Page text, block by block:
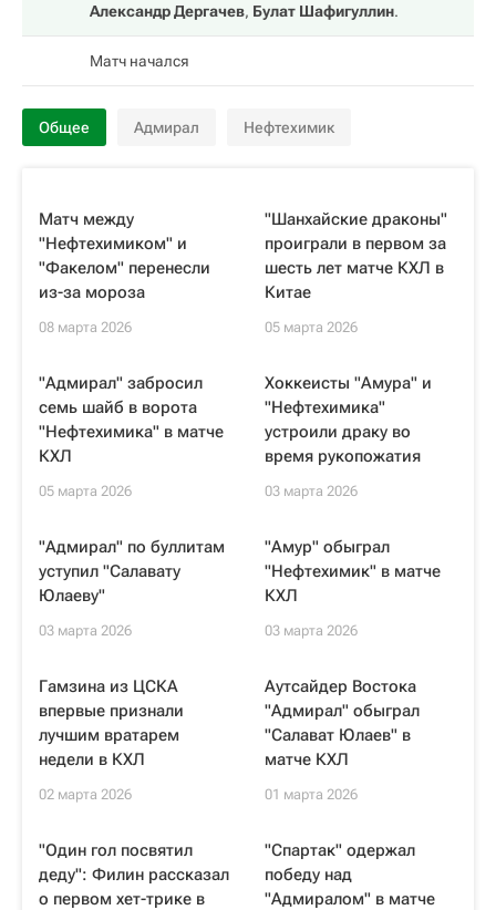
Александр Дергачев, Булат Шафигуллин.
Матч начался
Общее Адмирал Нефтехимик
Матч между
"Нефтехимиком" и
"Факелом" перенесли
из-за мороза
08 марта 2026
"Шанхайские драконы"
проиграли в первом за
шесть лет матче КХЛ в
Китае
05 марта 2026
"Адмирал" забросил
семь шайб в ворота
"Нефтехимика" в матче
КХЛ
05 марта 2026
Хоккеисты "Амура" и
"Нефтехимика"
устроили драку во
время рукопожатия
03 марта 2026
"Адмирал" по буллитам
уступил "Салавату
Юлаеву"
03 марта 2026
"Амур" обыграл
"Нефтехимик" в матче
КХЛ
03 марта 2026
Гамзина из ЦСКА
впервые признали
лучшим вратарем
недели в КХЛ
02 марта 2026
Аутсайдер Востока
"Адмирал" обыграл
"Салават Юлаев" в
матче КХЛ
01 марта 2026
"Один гол посвятил
деду": Филин рассказал
о первом хет-трике в
"Спартак" одержал
победу над
"Адмиралом" в матче